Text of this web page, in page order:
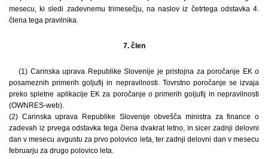
mesecu, ki sledi zadevnemu trimesečju, na naslov iz četrtega odstavka 4.
člena tega pravilnika.
7. člen
(1) Carinska uprava Republike Slovenije je pristojna za poročanje EK o
posameznih primerih goljufij in nepravilnosti. Tovrstno poročanje se izvaja
preko spletne aplikacije EK za poročanje o primerih goljufij in nepravilnosti
(OWNRES-web).
(2) Carinska uprava Republike Slovenije obvešča ministra za finance o
zadevah iz prvega odstavka tega člena dvakrat letno, in sicer zadnji delovni
dan v mesecu avgustu za prvo polovico leta, ter zadnji delovni dan v mesecu
februarju za drugo polovico leta.